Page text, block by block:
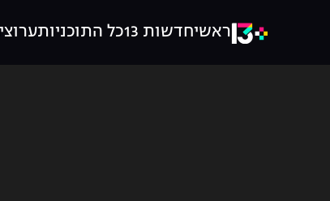
ראשיחדשות 13 כל התוכניות